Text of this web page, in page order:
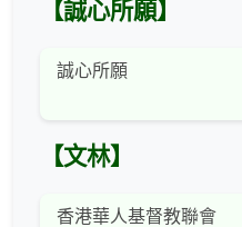
【誠心所願】
誠心所願
【文林】
香港華人基督教聯會